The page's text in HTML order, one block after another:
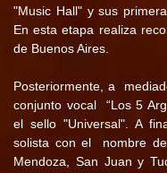
"Music Hall" y sus
En esta etapa realiza
de Buenos Aires.
Posteriormente, a
conjunto vocal
“Los 5
el sello "Universal". A
solista con el
nombre de
Mendoza, San Juan y